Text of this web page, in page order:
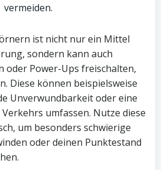
vermeiden.
ist nicht nur ein Mittel
sondern kann auch
oder Power-Ups freischalten,
Diese können beispielsweise
Unverwundbarkeit oder eine
umfassen. Nutze diese
um besonders schwierige
oder deinen Punktestand